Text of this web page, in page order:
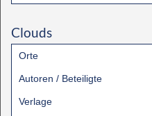
Clouds
Orte
Autoren / Beteiligte
Verlage